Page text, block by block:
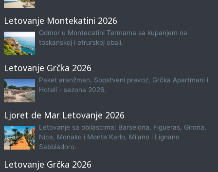
Letovanje Montekatini 2026
Odmor u Montecatini Termama sa kupanjem na
toskanskoj i etrurskoj obali.
Letovanje Grčka 2026
Paket aranžman, Sopstveni prevoz, Grčka Apartmani i
Hoteli - sezona 2026.
Ljoret de Mar Letovanje 2026
Letovanje sa obilascima: Barselona, Figueras, Girona,
Nica, Monako i Monte Karlo, Milano i Lignano
Sabbiadoro.
Letovanje Grčka 2026